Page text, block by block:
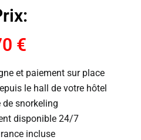
€
et paiement sur place
le hall de votre hôtel
de snorkeling
disponible 24/7
incluse